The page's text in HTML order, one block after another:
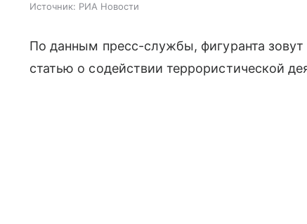
Источник: РИА Новости
По данным пресс-службы, фигуранта
статью о содействии террористической